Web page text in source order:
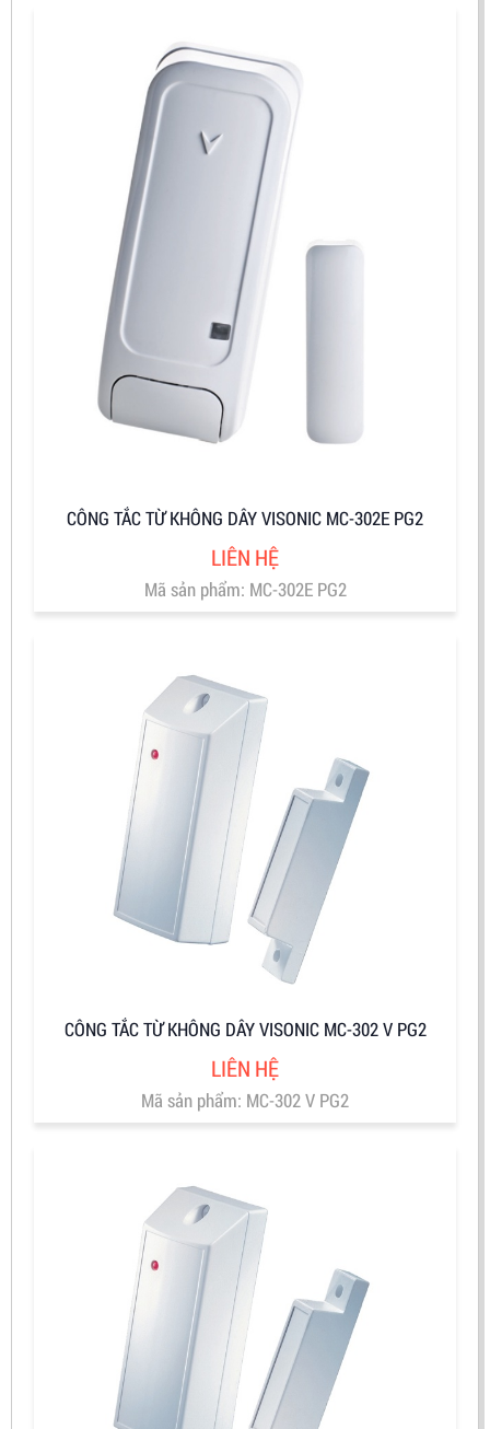
CÔNG TẮC TỪ KHÔNG DÂY VISONIC MC-302E PG2
LIÊN HỆ
Mã sản phẩm: MC-302E PG2
CÔNG TẮC TỪ KHÔNG DÂY VISONIC MC-302 V PG2
LIÊN HỆ
Mã sản phẩm: MC-302 V PG2